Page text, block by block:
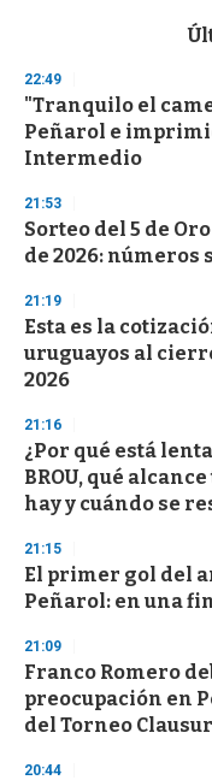
d
s
o
f
3
s
e
c
o
d
s
22:49
"Tranquilo el
Peñarol e
Intermedio
21:53
Sorteo del 5 de
de 2026: números
21:19
Esta es la
uruguayos al
2026
21:16
¿Por qué está
BROU, qué
hay y cuándo se
21:15
El primer gol del
Peñarol: en una
21:09
Franco Romero
preocupación en
del Torneo
20:44